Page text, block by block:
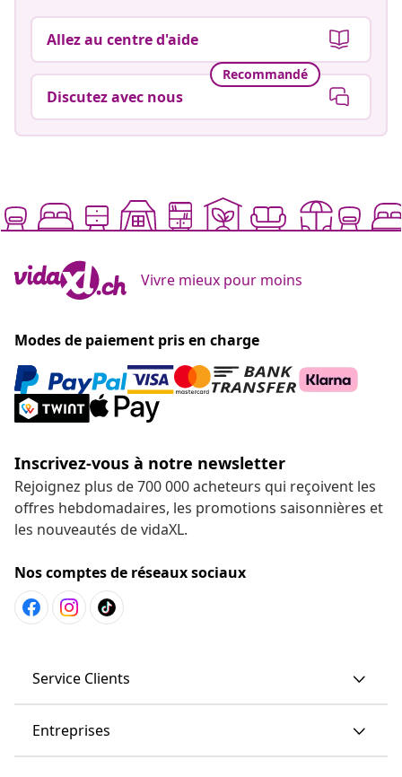
Allez au centre d'aide
Recommandé
Discutez avec nous
Vivre mieux pour moins
Modes de paiement pris en charge
Inscrivez-vous à notre newsletter
Rejoignez plus de 700 000 acheteurs qui reçoivent les
offres hebdomadaires, les promotions saisonnières et
les nouveautés de vidaXL.
Nos comptes de réseaux sociaux
Service Clients
Entreprises